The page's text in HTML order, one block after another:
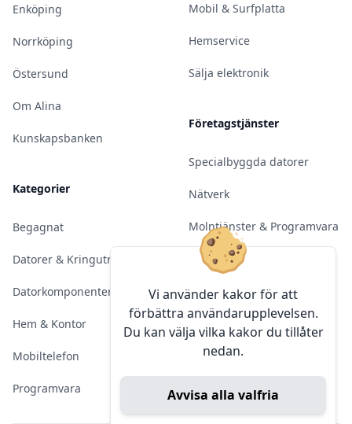
Vi använder kakor för att
förbättra användarupplevelsen.
Du kan välja vilka kakor du tillåter
nedan.
Avvisa alla valfria
Enköping
Norrköping
Östersund
Om Alina
Kunskapsbanken
Kategorier
Begagnat
Datorer & Kringutrustning
Datorkomponenter
Hem & Kontor
Mobiltelefon
Programvara
Mobil & Surfplatta
Hemservice
Sälja elektronik
Företagstjänster
Specialbyggda datorer
Nätverk
Molntjänster & Programvara
Server & Backup
Kameraövervakning
Konferens & Public Display
Sälja elektronik